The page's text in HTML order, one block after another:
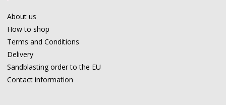
About us
How to shop
Terms and Conditions
Delivery
Sandblasting order to the EU
Contact information